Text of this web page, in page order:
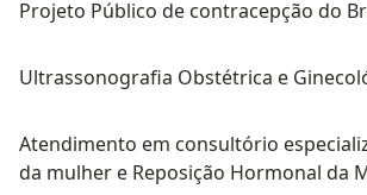
Projeto Público de contracepção do
Ultrassonografia Obstétrica e
Atendimento em consultório
da mulher e Reposição Hormonal da